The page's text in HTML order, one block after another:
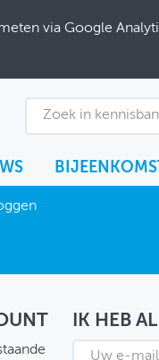
via Google
Zoek in
IK HEB